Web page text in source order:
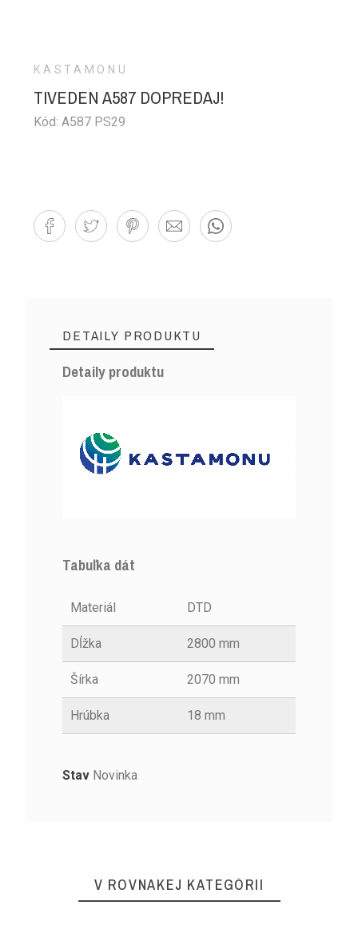
KASTAMONU
TIVEDEN A587 DOPREDAJ!
Kód: A587 PS29
DETAILY PRODUKTU
Detaily produktu
Tabuľka dát
Materiál DTD
Dĺžka 2800 mm
Šírka 2070 mm
Hrúbka 18 mm
Stav Novinka
V ROVNAKEJ KATEGÓRII